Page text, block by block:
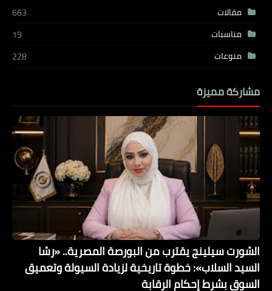
مقالات
663
مناسبات
19
منوعات
228
مشاركة مميزة
الشورت سيلينج يقترب من البورصة المصرية.. «رشا
السيد السلاب»: خطوة تاريخية لزيادة السيولة وتعميق
السوق بشرط إحكام الرقابة